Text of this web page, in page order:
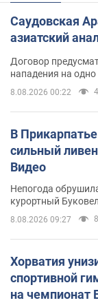
Саудовская
азиатский
Договор
нападения на одно
8.08.2026 00:22
В
сильный
Видео
Непогода
курортный
8.08.2026 09:27
Хорватия
спортивной
на чемпионат